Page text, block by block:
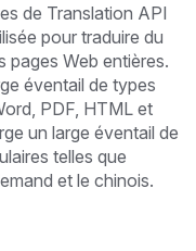
de Translation API
pour traduire du
pages Web entières.
éventail de types
PDF, HTML et
un large éventail de
telles que
et le chinois.